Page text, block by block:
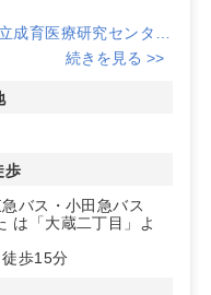
成育医療研究センター
周辺にはコンビニや薬
替え工事が進行中で、
リニックが少なく、新
続きを見る >>
歩
バス・小田急バス
は「大蔵二丁目」よ
歩15分